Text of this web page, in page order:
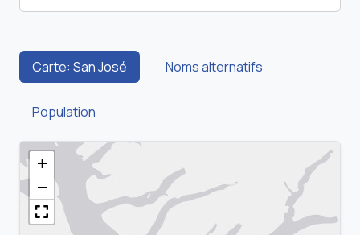
Carte: San José Noms alternatifs
Population
+
−